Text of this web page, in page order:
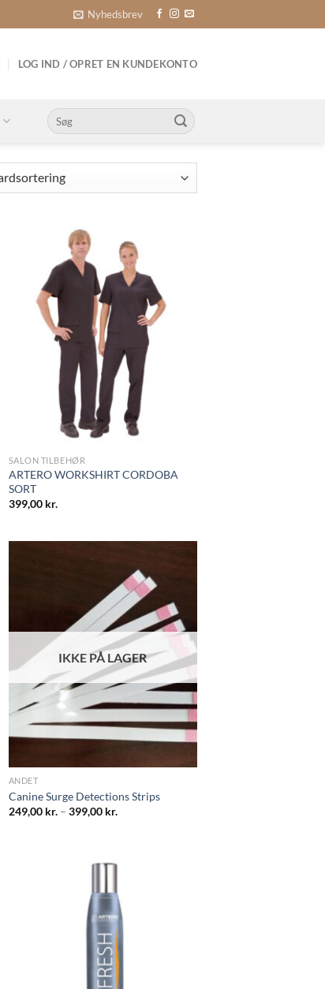
Nyhedsbrev
LOG IND / OPRET EN KUNDEKONTO
Søg
efter:
SALON TILBEHØR
ARTERO WORKSHIRT CORDOBA
SORT
399,00 kr.
IKKE PÅ LAGER
ANDET
Canine Surge Detections Strips
249,00 kr.– 399,00 kr.